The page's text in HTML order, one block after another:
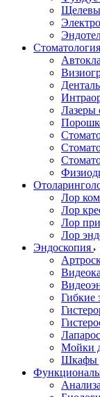
Стоматология
Лазеры
Лор
Лор
Лор
Лор
Эндоскопия
Гибкие
Мойки
Шкафы